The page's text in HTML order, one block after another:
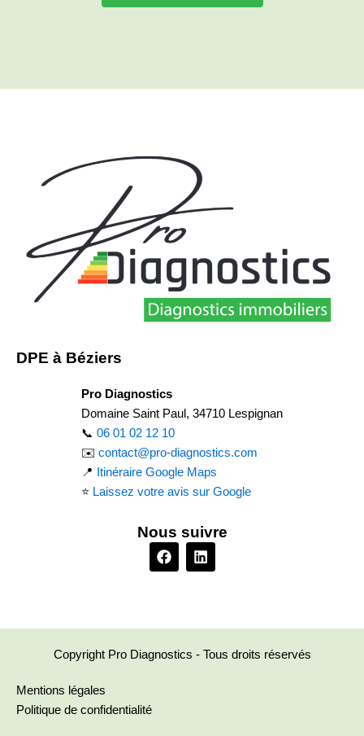
DPE à Béziers
Pro Diagnostics
Domaine Saint Paul, 34710 Lespignan
📞 06 01 02 12 10
✉️ contact@pro-diagnostics.com
📍
Itinéraire Google Maps
⭐ Laissez votre avis sur Google
Nous suivre
F
a
k
L
i
n
Copyright Pro Diagnostics - Tous droits réservés
Mentions légales
Politique de confidentialité